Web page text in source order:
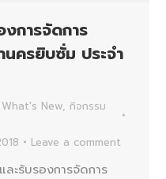
การจัดการ
ครยิบซั่ม ประจำ
What's New, กิจกรรม
Leave a comment
ะรับรองการจัดการ